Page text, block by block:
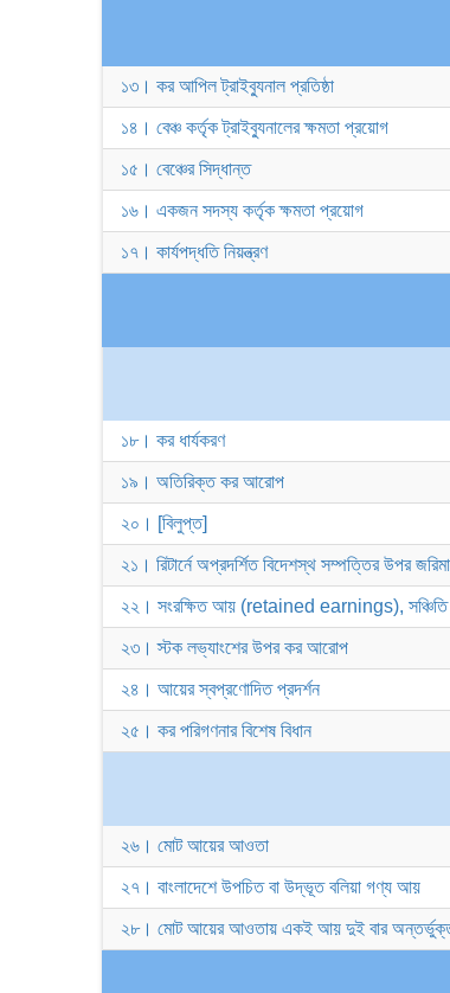
১৩। কর আপিল ট্রাইব্যুনাল প্রতিষ্ঠা
১৪। বেঞ্চ কর্তৃক ট্রাইব্যুনালের ক্ষমতা প্রয়োগ
১৫। বেঞ্চের সিদ্ধান্ত
১৬। একজন সদস্য কর্তৃক ক্ষমতা প্রয়োগ
১৭। কার্যপদ্ধতি নিয়ন্ত্রণ
১৮। কর ধার্যকরণ
১৯। অতিরিক্ত কর আরোপ
২০। [বিলুপ্ত]
২১। রিটার্নে অপ্রদর্শিত বিদেশস্থ সম্পত্তির উপর
২২। সংরক্ষিত আয় (retained earnings),
২৩। স্টক লভ্যাংশের উপর কর আরোপ
২৪। আয়ের স্বপ্রণোদিত প্রদর্শন
২৫। কর পরিগণনার বিশেষ বিধান
২৬। মোট আয়ের আওতা
২৭। বাংলাদেশে উপচিত বা উদ্ভূত বলিয়া গণ্য আয়
২৮। মোট আয়ের আওতায় একই আয় দুই বার অন্তর্ভুক্ত